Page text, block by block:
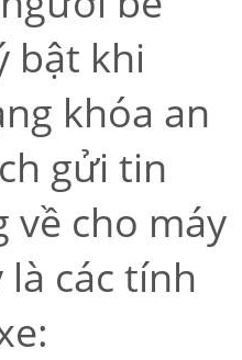
bật khi
khóa an
gửi tin
về cho máy
là các tính